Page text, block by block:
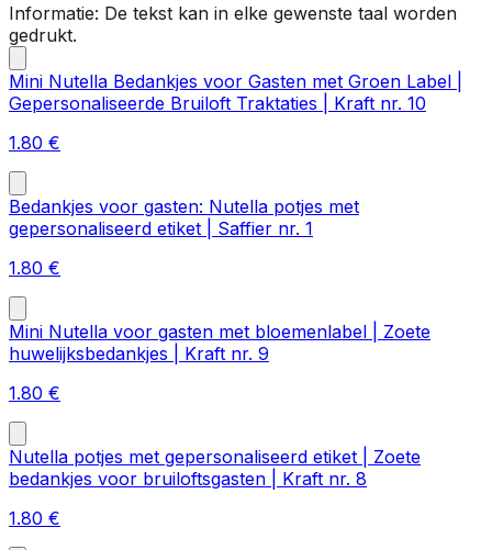
Informatie: De tekst kan in elke gewenste taal worden
gedrukt.
Mini Nutella Bedankjes voor Gasten met Groen Label |
Gepersonaliseerde Bruiloft Traktaties | Kraft nr. 10
1.80 €
Bedankjes voor gasten: Nutella potjes met
gepersonaliseerd etiket | Saffier nr. 1
1.80 €
Mini Nutella voor gasten met bloemenlabel | Zoete
huwelijksbedankjes | Kraft nr. 9
1.80 €
Nutella potjes met gepersonaliseerd etiket | Zoete
bedankjes voor bruiloftsgasten | Kraft nr. 8
1.80 €